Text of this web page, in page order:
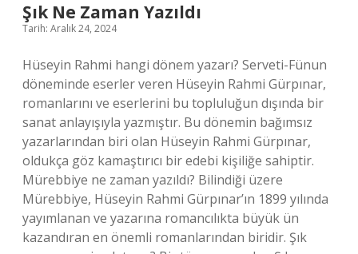
Şık Ne Zaman Yazıldı
Tarih: Aralık 24, 2024
Hüseyin Rahmi hangi dönem yazarı? Serveti-Fünun
döneminde eserler veren Hüseyin Rahmi Gürpınar,
romanlarını ve eserlerini bu topluluğun dışında bir
sanat anlayışıyla yazmıştır. Bu dönemin bağımsız
yazarlarından biri olan Hüseyin Rahmi Gürpınar,
oldukça göz kamaştırıcı bir edebi kişiliğe sahiptir.
Mürebbiye ne zaman yazıldı? Bilindiği üzere
Mürebbiye, Hüseyin Rahmi Gürpınar’ın 1899 yılında
yayımlanan ve yazarına romancılıkta büyük ün
kazandıran en önemli romanlarından biridir. Şık